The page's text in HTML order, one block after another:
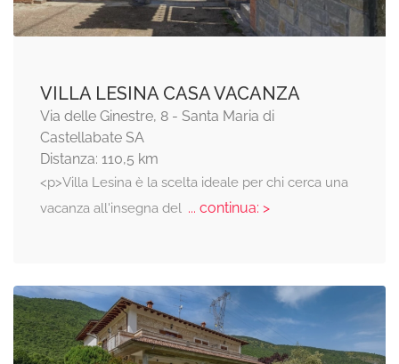
VILLA LESINA CASA VACANZA
Via delle Ginestre, 8 - Santa Maria di
Castellabate SA
Distanza: 110,5 km
<p>Villa Lesina è la scelta ideale per chi cerca una
vacanza all'insegna del... continua: >